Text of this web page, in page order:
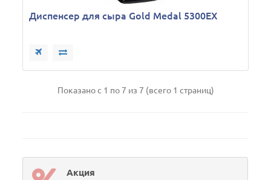
Диспенсер для сыра Gold Medal 5300EX
Показано с 1 по 7 из 7 (всего 1 страниц)
Акция